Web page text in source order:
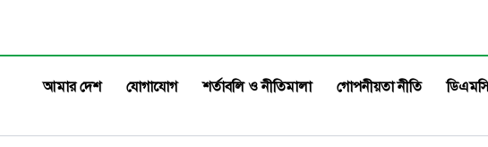
পরবর্তী পদক্ষেপ নেওয়া হবে। বৃহস্পতিবার রাত
৮টার দিকে কক্সবাজার শহরের হিলডাউন সার্কিট
শিক্ষাপ্রতিষ্ঠান নয় এটি শিক্ষা
মূল্যবোধ ও মানবিক সমা
আমার দেশ যোগাযোগ শর্তাবলি ও নীতিমালা গোপনীয়তা নীতি